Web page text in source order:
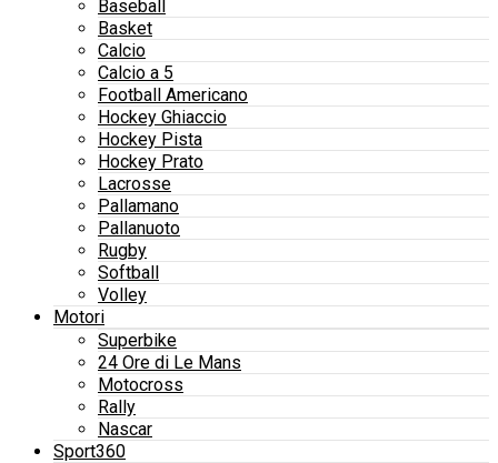
Baseball
Basket
Calcio
Calcio a 5
Football Americano
Hockey Ghiaccio
Hockey Pista
Hockey Prato
Lacrosse
Pallamano
Pallanuoto
Rugby
Softball
Volley
Motori
Superbike
24 Ore di Le Mans
Motocross
Rally
Nascar
Sport360